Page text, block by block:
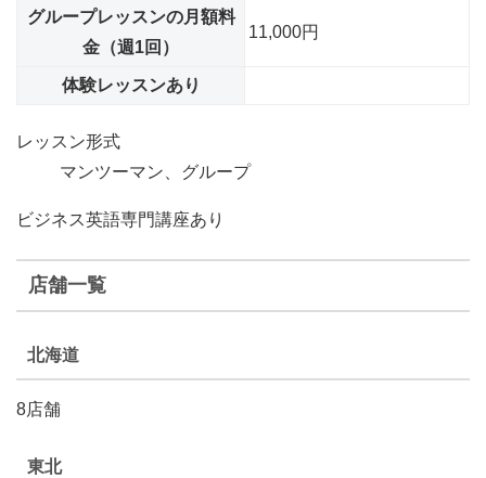
グループレッスンの月額料
金（週1回）
11,000円
体験レッスンあり
レッスン形式
マンツーマン、グループ
ビジネス英語専門講座あり
店舗一覧
北海道
8店舗
東北